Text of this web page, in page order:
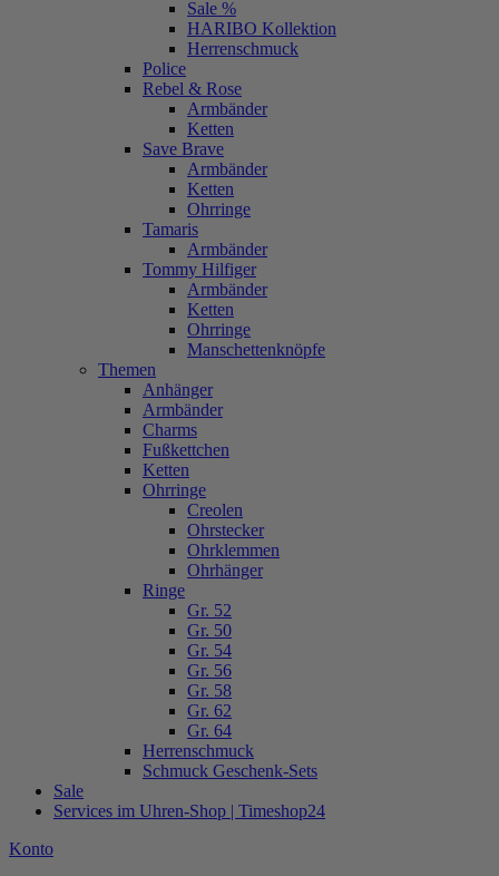
Sale %
HARIBO Kollektion
Herrenschmuck
Police
Rebel & Rose
Armbänder
Ketten
Save Brave
Armbänder
Ketten
Ohrringe
Tamaris
Armbänder
Tommy Hilfiger
Armbänder
Ketten
Ohrringe
Manschettenknöpfe
Themen
Anhänger
Armbänder
Charms
Fußkettchen
Ketten
Ohrringe
Creolen
Ohrstecker
Ohrklemmen
Ohrhänger
Ringe
Gr. 52
Gr. 50
Gr. 54
Gr. 56
Gr. 58
Gr. 62
Gr. 64
Herrenschmuck
Schmuck Geschenk-Sets
Sale
Services im Uhren-Shop | Timeshop24
Konto